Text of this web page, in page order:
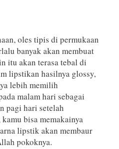
oles tipis di permukaan
banyak akan membuat
itu akan terasa tebal di
lipstikan hasilnya glossy,
lebih memilih
malam hari sebagai
pagi hari setelah
bisa memakainya
lipstik akan membaur
pokoknya.